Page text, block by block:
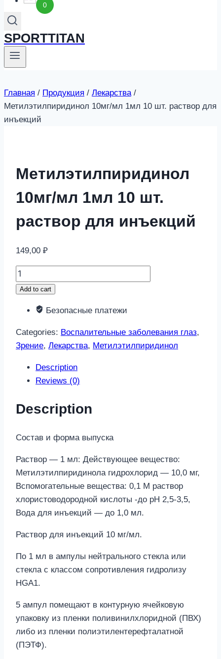
0
SPORTTITAN
Главная / Продукция / Лекарства /
Метилэтилпиридинол 10мг/мл 1мл 10 шт. раствор для
инъекций
Метилэтилпиридинол
10мг/мл 1мл 10 шт.
раствор для инъекций
149,00 ₽
Метилэтилпиридинол
10мг/
1мл
раствор
для
инъекций
Add to cart
Безопасные платежи
Categories: Воспалительные заболевания глаз,
Зрение, Лекарства, Метилэтилпиридинол
Description
Reviews (0)
Description
Состав и форма выпуска
Раствор — 1 мл: Действующее вещество:
Метилэтилпиридинола гидрохлорид — 10,0 мг,
Вспомогательные вещества: 0,1 М раствор
хлористоводородной кислоты -до pH 2,5-3,5,
Вода для инъекций — до 1,0 мл.
Раствор для инъекций 10 мг/мл.
По 1 мл в ампулы нейтрального стекла или
стекла с классом сопротивления гидролизу
HGA1.
5 ампул помещают в контурную ячейковую
упаковку из пленки поливинилхлоридной (ПВХ)
либо из пленки полиэтилентерефталатной
(ПЭТФ).